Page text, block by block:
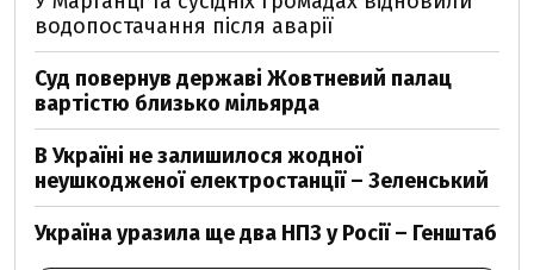
водопостачання після аварії
Суд повернув державі Жовтневий палац
вартістю близько мільярда
В Україні не залишилося жодної
неушкодженої електростанції – Зеленський
Україна уразила ще два НПЗ у Росії – Генштаб